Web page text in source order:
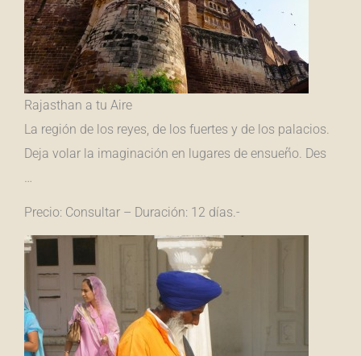
Rajasthan a tu Aire
La región de los reyes, de los fuertes y de los palacios.
Deja volar la imaginación en lugares de ensueño. Des
…
Precio: Consultar – Duración: 12 días.-